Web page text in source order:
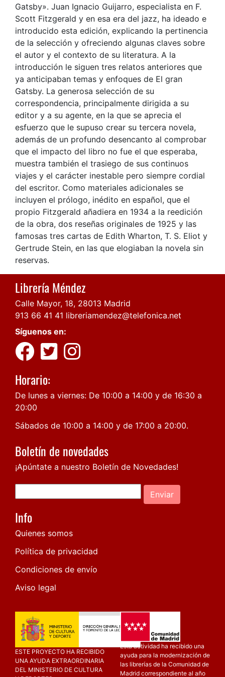
Gatsby». Juan Ignacio Guijarro, especialista en F.
Scott Fitzgerald y en esa era del jazz, ha ideado e
introducido esta edición, explicando la pertinencia
de la selección y ofreciendo algunas claves sobre
el autor y el contexto de su literatura. A la
introducción le siguen tres relatos anteriores que
ya anticipaban temas y enfoques de El gran
Gatsby. La generosa selección de su
correspondencia, principalmente dirigida a su
editor y a su agente, en la que se aprecia el
esfuerzo que le supuso crear su tercera novela,
además de un profundo desencanto al comprobar
que el impacto del libro no fue el que esperaba,
muestra también el trasiego de sus continuos
viajes y el carácter inestable pero siempre cordial
del escritor. Como materiales adicionales se
incluyen el prólogo, inédito en español, que el
propio Fitzgerald añadiera en 1934 a la reedición
de la obra, dos reseñas originales de 1925 y las
famosas tres cartas de Edith Wharton, T. S. Eliot y
Gertrude Stein, en las que elogiaban la novela sin
reservas.
Librería Méndez
Calle Mayor, 18, 28013 Madrid
913 66 41 41 libreriamendez@telefonica.net
Síguenos en:
Horario:
De lunes a viernes: De 10:00 a 14:00 y de 16:30 a
20:00
Sábados de 10:00 a 14:00 y de 17:00 a 20:00.
Boletín de novedades
¡Apúntate a nuestro Boletín de Novedades!
Enviar
Info
Quienes somos
Política de privacidad
Condiciones de envío
Aviso legal
ESTE PROYECTO HA RECIBIDO
UNA AYUDA EXTRAORDINARIA
DEL MINISTERIO DE CULTURA
Esta actividad ha recibido una
ayuda para la modernización de
las librerías de la Comunidad de
Madrid correspondiente al año